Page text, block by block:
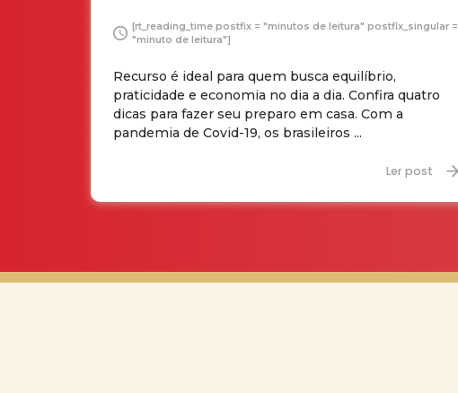
[rt_reading_time postfix = "minutos de leitura" postfix_singular =
"minuto de leitura"]
Recurso é ideal para quem busca equilíbrio,
praticidade e economia no dia a dia. Confira quatro
dicas para fazer seu preparo em casa. Com a
pandemia de Covid-19, os brasileiros ...
Ler post